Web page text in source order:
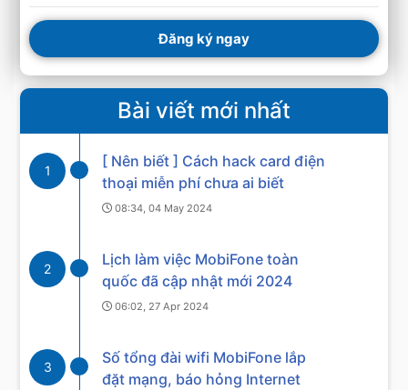
Đăng ký ngay
Bài viết mới nhất
1
[ Nên biết ] Cách hack card điện
thoại miễn phí chưa ai biết
08:34, 04 May 2024
2
Lịch làm việc MobiFone toàn
quốc đã cập nhật mới 2024
06:02, 27 Apr 2024
3
Số tổng đài wifi MobiFone lắp
đặt mạng, báo hỏng Internet